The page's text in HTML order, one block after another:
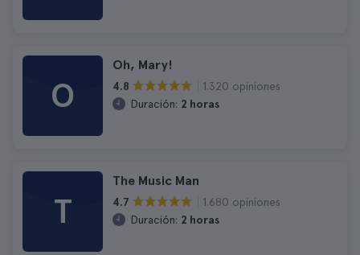
O
Oh, Mary!
4.8
1.320 opiniones
Duración: 2 horas
T
The Music Man
4.7
1.680 opiniones
Duración: 2 horas